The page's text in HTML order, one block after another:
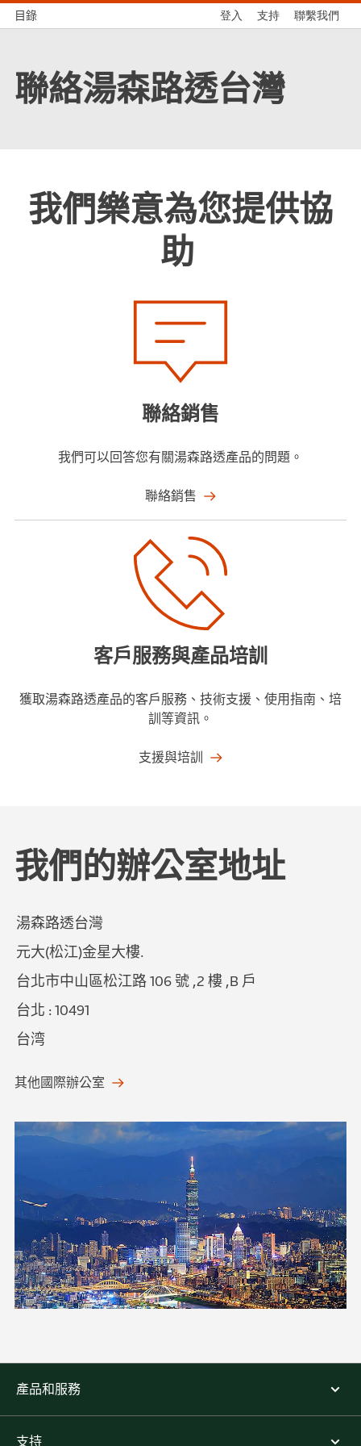
目錄 登入 支持 聯繫我們
聯絡湯森路透台灣
我們樂意為您提供協
助
聯絡銷售
我們可以回答您有關湯森路透產品的問題。
聯絡銷售
客戶服務與產品培訓
獲取湯森路透產品的客戶服務、技術支援、使用指南、培
訓等資訊。
支援與培訓
我們的辦公室地址
湯森路透台灣
元大(松江)金星大樓.
台北市中山區松江路 106 號 ,2 樓 ,B 戶
台北 : 10491
台湾
其他國際辦公室
產品和服務
支持